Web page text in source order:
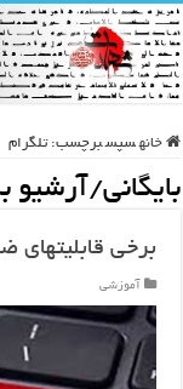
خانه سپس برچسب:تلگرام
بایگانی/
برخی
آموزشی